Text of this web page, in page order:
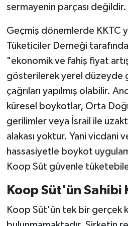
sermayenin parçası değildir.
Geçmiş dönemlerde KKTC
Tüketiciler Derneği
"ekonomik ve fahiş fiyat
gösterilerek yerel düzeyde
çağrıları yapılmış olabilir.
küresel boykotlar, Orta
gerilimler veya İsrail ile
alakası yoktur. Yani vicdani
hassasiyetle boykot
Koop Süt güvenle
Koop Süt'ün Sahibi
Koop Süt'ün tek bir gerçek